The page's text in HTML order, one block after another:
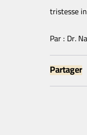
tristesse
Par : Dr.
Partager